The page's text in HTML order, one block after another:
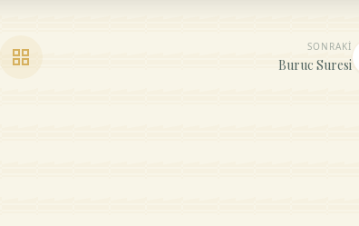
grid_view
SONRAKI
Buruc Suresi